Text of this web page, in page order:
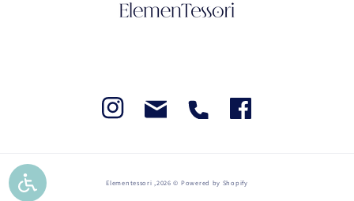
Facebook
Facebook
Facebook
Instegram
© 2026,
Elementessori Powered by Shopify